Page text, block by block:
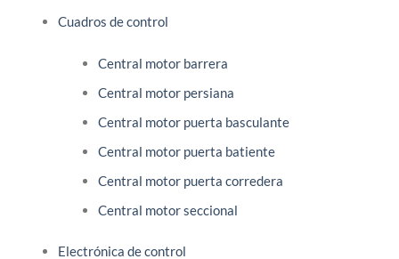
Cuadros de control
Central motor barrera
Central motor persiana
Central motor puerta basculante
Central motor puerta batiente
Central motor puerta corredera
Central motor seccional
Electrónica de control